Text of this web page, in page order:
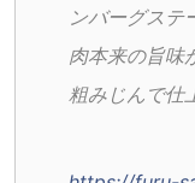
ンバーグステ
肉本来の旨味
粗みじんで仕